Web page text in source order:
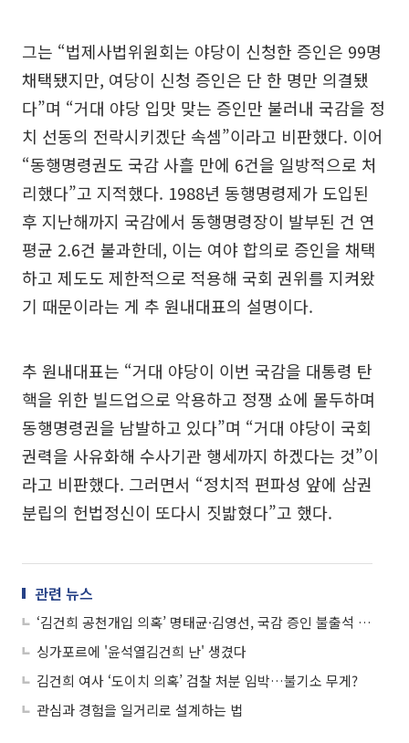
그는 “법제사법위원회는 야당이 신청한 증인은 99명
채택됐지만, 여당이 신청 증인은 단 한 명만 의결됐
다”며 “거대 야당 입맛 맞는 증인만 불러내 국감을 정
치 선동의 전락시키겠단 속셈”이라고 비판했다. 이어
“동행명령권도 국감 사흘 만에 6건을 일방적으로 처
리했다”고 지적했다. 1988년 동행명령제가 도입된
후 지난해까지 국감에서 동행명령장이 발부된 건 연
평균 2.6건 불과한데, 이는 여야 합의로 증인을 채택
하고 제도도 제한적으로 적용해 국회 권위를 지켜왔
기 때문이라는 게 추 원내대표의 설명이다.
추 원내대표는 “거대 야당이 이번 국감을 대통령 탄
핵을 위한 빌드업으로 악용하고 정쟁 쇼에 몰두하며
동행명령권을 남발하고 있다”며 “거대 야당이 국회
권력을 사유화해 수사기관 행세까지 하겠다는 것”이
라고 비판했다. 그러면서 “정치적 편파성 앞에 삼권
분립의 헌법정신이 또다시 짓밟혔다”고 했다.
관련 뉴스
‘김건희 공천개입 의혹’ 명태균·김영선, 국감 증인 불출석 통보
싱가포르에 '윤석열김건희 난' 생겼다
김건희 여사 ‘도이치 의혹’ 검찰 처분 임박…불기소 무게?
관심과 경험을 일거리로 설계하는 법